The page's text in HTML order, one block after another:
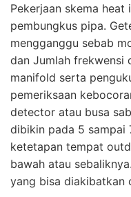
Pekerjaan skema heat
pembungkus pipa.
mengganggu sebab
dan Jumlah frekwensi
manifold serta
pemeriksaan
detector atau busa
dibikin pada 5 sampai
ketetapan tempat
bawah atau
yang bisa diakibatkan